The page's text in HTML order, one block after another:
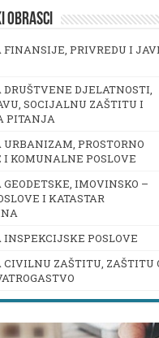
OBRASCI
FINANSIJE, PRIVREDU I
DRUŠTVENE DJELATNOSTI,
SOCIJALNU ZAŠTITU I
PITANJA
URBANIZAM, PROSTORNO
KOMUNALNE POSLOVE
IMOVINSKO –
I KATASTAR
INSPEKCIJSKE POSLOVE
CIVILNU ZAŠTITU, ZAŠTITU